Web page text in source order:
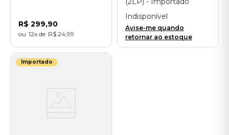
R$ 299,90
12 R$ 24 99
Indisponível
Avise-me quando
retornar ao estoque
Importado